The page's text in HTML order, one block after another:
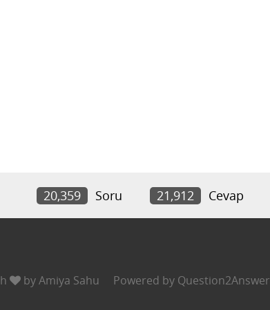
20,359 Soru 21,912 Cevap
byAmiya Sahu Powered by Question2Answer